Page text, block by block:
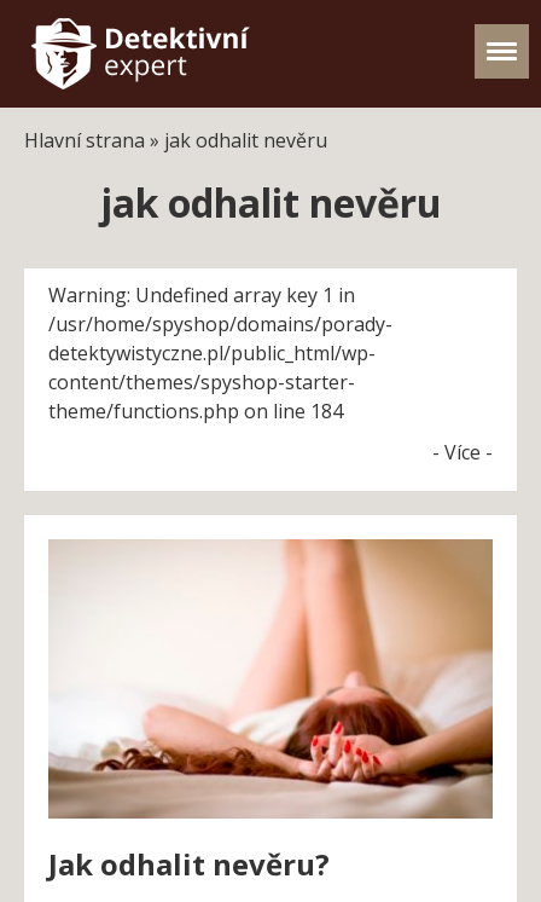
Hlavní strana » jak odhalit nevěru
jak odhalit nevěru
Warning: Undefined array key 1 in
/usr/home/spyshop/domains/porady-
detektywistyczne.pl/public_html/wp-
content/themes/spyshop-starter-
theme/functions.php on line 184
- Více -
Jak odhalit nevěru?